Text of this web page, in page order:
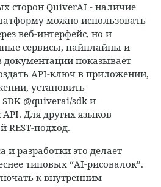
сторон QuiverAI - наличие
можно использовать
веб-интерфейс, но и
сервисы, пайплайны и
показывает
API-ключ в приложении,
установить
@quiverai/sdk и
Для других языков
REST-подход.
и разработки это делает
типовых “AI-рисовалок”.
к внутренним